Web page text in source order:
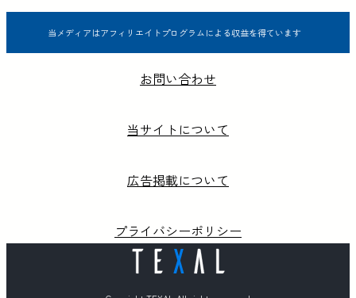
当メディアはアフィリエイトプログラムによる収益を得ています
お問い合わせ
当サイトについて
広告掲載について
プライバシーポリシー